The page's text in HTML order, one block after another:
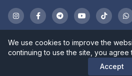
© 1934-2026 NP JSC
reserved.
We use cookies to improve the
continuing to use the site, you agree
Accept